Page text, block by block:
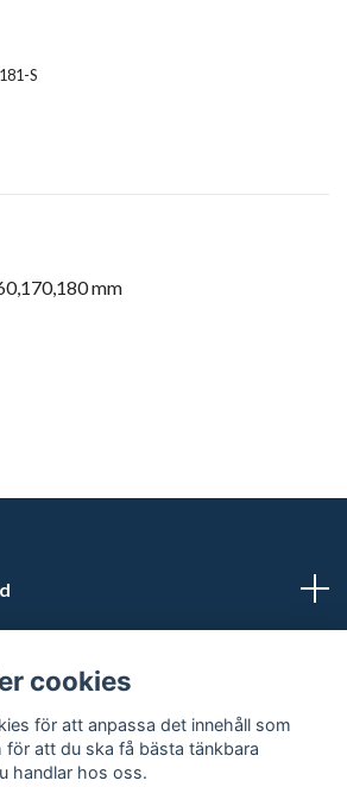
S
mm
cookies
för att anpassa det innehåll som
att du ska få bästa tänkbara
handlar hos oss.